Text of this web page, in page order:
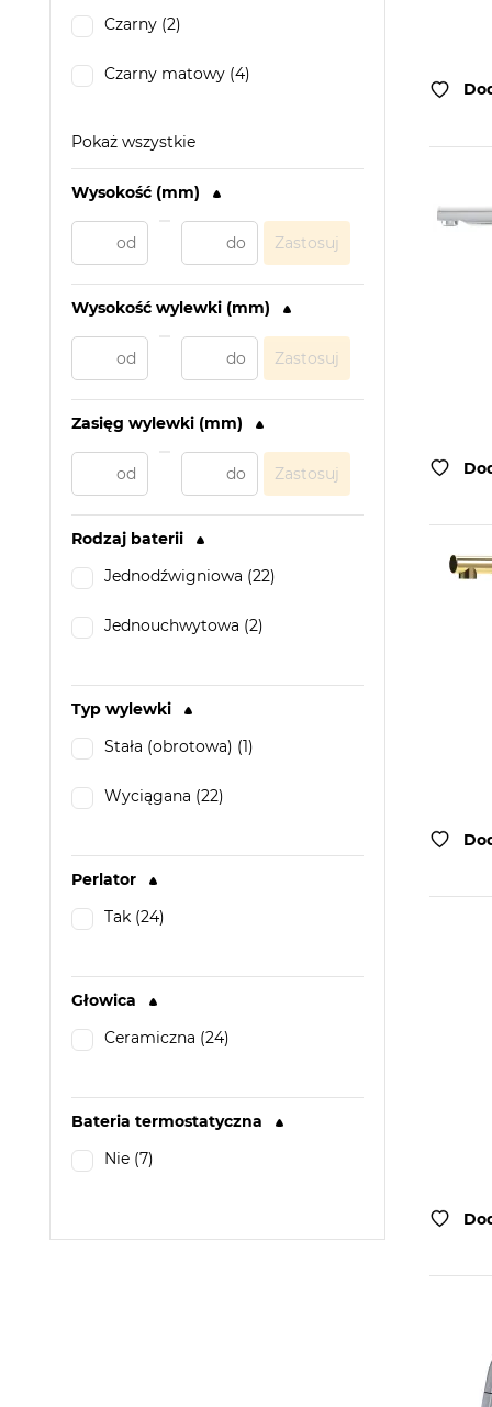
Czarny (2)
Czarny matowy (4)
Pokaż wszystkie
Wysokość (mm)
Zastosuj
Wysokość wylewki (mm)
Zastosuj
Zasięg wylewki (mm)
Zastosuj
Rodzaj baterii
Jednodźwigniowa (22)
Jednouchwytowa (2)
Typ wylewki
Stała (obrotowa) (1)
Wyciągana (22)
Perlator
Tak (24)
Głowica
Ceramiczna (24)
Bateria termostatyczna
Nie (7)